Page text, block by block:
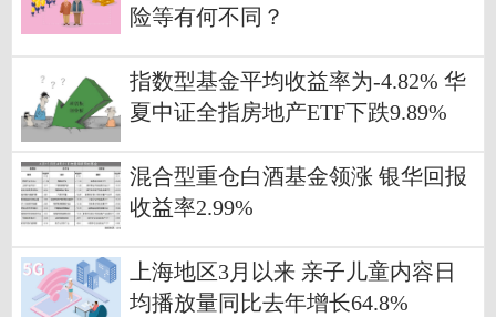
险等有何不同？
指数型基金平均收益率为-4.82% 华
夏中证全指房地产ETF下跌9.89%
混合型重仓白酒基金领涨 银华回报
收益率2.99%
上海地区3月以来 亲子儿童内容日
均播放量同比去年增长64.8%